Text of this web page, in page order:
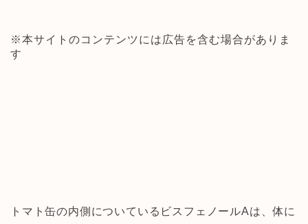
※本サイトのコンテンツには広告を含む場合がありま
す
トマト缶の内側についているビスフェノールAは、体に